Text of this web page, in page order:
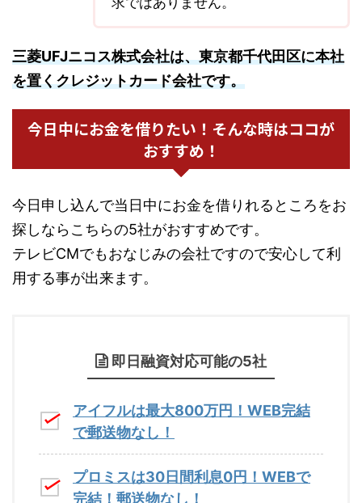
三菱UFJニコス株式会社は、東京都千代田区に本社
を置くクレジットカード会社です。
今日中にお金を借りたい！そんな時はココが
おすすめ！
今日申し込んで当日中にお金を借りれるところをお
探しならこちらの5社がおすすめです。
テレビCMでもおなじみの会社ですので安心して利
用する事が出来ます。
即日融資対応可能の5社
アイフルは最大800万円！WEB完結
で郵送物なし！
プロミスは30日間利息0円！WEBで
完結！郵送物なし！